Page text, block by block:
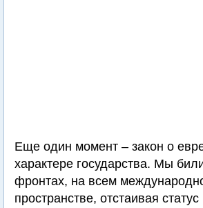
Еще один момент – закон о
характере государства. Мы
фронтах, на всем
пространстве, отстаивая